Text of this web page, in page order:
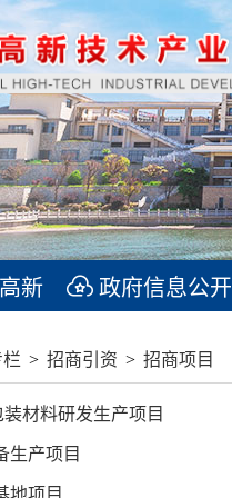
新 政府信息公开
> 招商引资 > 招商项目
材料研发生产项目
生产项目
地项目